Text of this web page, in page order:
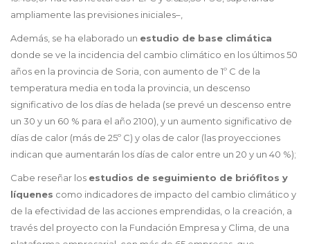
ampliamente las previsiones iniciales–,
Además, se ha elaborado un estudio de base climática
donde se ve la incidencia del cambio climático en los últimos 50
años en la provincia de Soria, con aumento de 1º C de la
temperatura media en toda la provincia, un descenso
significativo de los días de helada (se prevé un descenso entre
un 30 y un 60 % para el año 2100), y un aumento significativo de
días de calor (más de 25º C) y olas de calor (las proyecciones
indican que aumentarán los días de calor entre un 20 y un 40 %);
Cabe reseñar los estudios de seguimiento de briófitos y
líquenes como indicadores de impacto del cambio climático y
de la efectividad de las acciones emprendidas, o la creación, a
través del proyecto con la Fundación Empresa y Clima, de una